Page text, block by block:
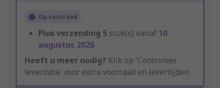
Op voorraad
Plus verzending 5 stuk(s) vanaf 10
augustus 2026
Heeft u meer nodig? Klik op 'Controleer
leverdata' voor extra voorraad en levertijden.